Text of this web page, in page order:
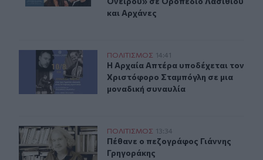
και Αρχάνες
Μουσική βραδιά στην Αρχαία Απτέρα με τον
ΠΟΛΙΤΙΣΜΟΣ 14:41
Η Αρχαία Απτέρα υποδέχεται τον
Η Αρχαία Απτέρα υποδέχεται τον
Χριστόφορο Σταμπόγλη σε μια
μοναδική συναυλία
Πέθανε ο πεζογράφος Γιάννης Γρηγοράκης
ΠΟΛΙΤΙΣΜΟΣ 13:34
Πέθανε ο πεζογράφος Γιάννης
Πέθανε ο πεζογράφος Γιάννης
Γρηγοράκης